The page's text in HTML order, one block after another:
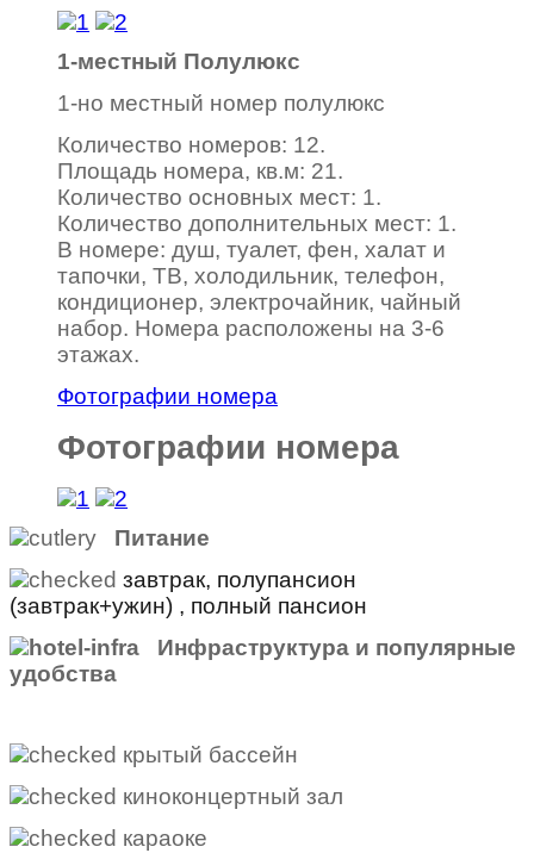
1-местный Полулюкс
1-но местный номер полулюкс
Количество номеров: 12.
Площадь номера, кв.м: 21.
Количество основных мест: 1.
Количество дополнительных мест: 1.
В номере: душ, туалет, фен, халат и
тапочки, ТВ, холодильник, телефон,
кондиционер, электрочайник, чайный
набор. Номера расположены на 3-6
этажах.
Фотографии номера
Фотографии номера
Питание
завтрак, полупансион
(завтрак+ужин) , полный пансион
Инфраструктура и популярные
удобства
крытый бассейн
киноконцертный зал
караоке